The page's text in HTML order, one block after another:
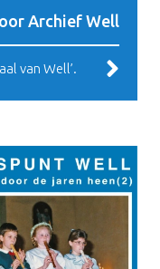
Archief Well
van Well’.